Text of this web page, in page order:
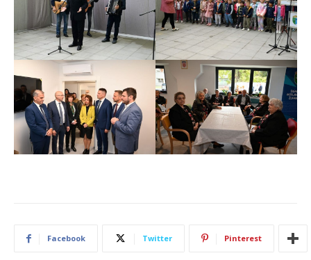
Facebook Twitter Pinterest